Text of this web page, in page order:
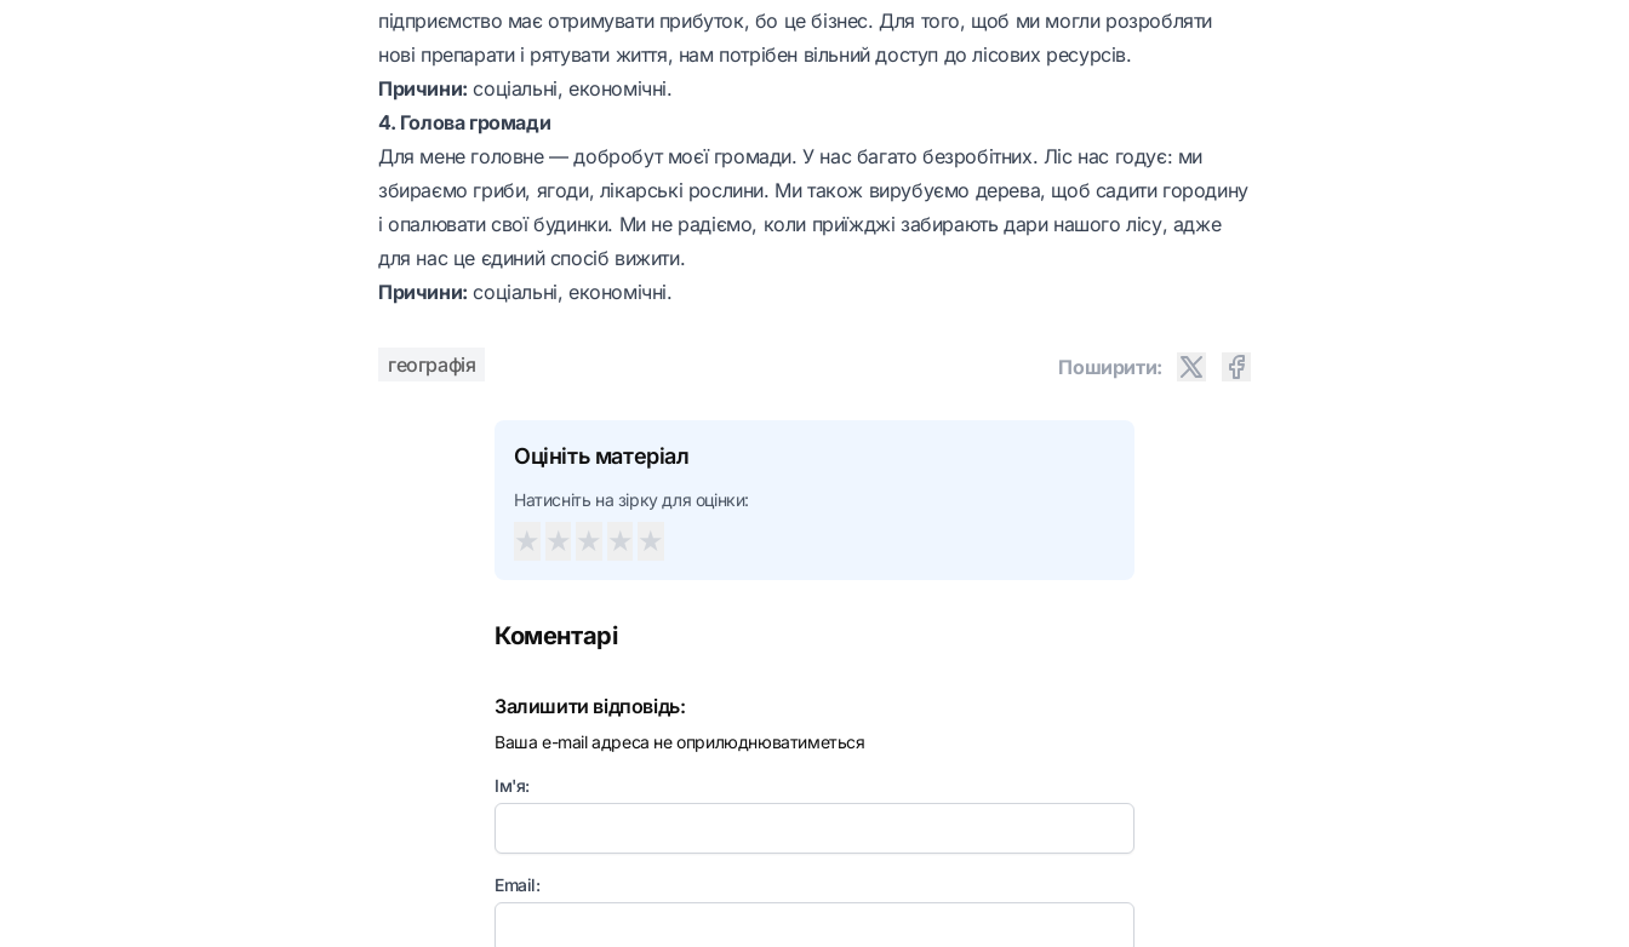
підприємство має отримувати прибуток, бо це бізнес. Для того, щоб ми могли розробляти
нові препарати і рятувати життя, нам потрібен вільний доступ до лісових ресурсів.
Причини: соціальні, економічні.
4. Голова громади
Для мене головне — добробут моєї громади. У нас багато безробітних. Ліс нас годує: ми
збираємо гриби, ягоди, лікарські рослини. Ми також вирубуємо дерева, щоб садити городину
і опалювати свої будинки. Ми не радіємо, коли приїжджі забирають дари нашого лісу, адже
для нас це єдиний спосіб вижити.
Причини: соціальні, економічні.
географія Поширити:
Оцініть матеріал
Натисніть на зірку для оцінки:
★ ★ ★ ★ ★
Коментарі
Залишити відповідь:
Ваша e-mail адреса не оприлюднюватиметься
Ім'я:
Email: